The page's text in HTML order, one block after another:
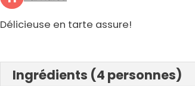
Délicieuse en tarte assure!
Ingrédients (4 personnes)